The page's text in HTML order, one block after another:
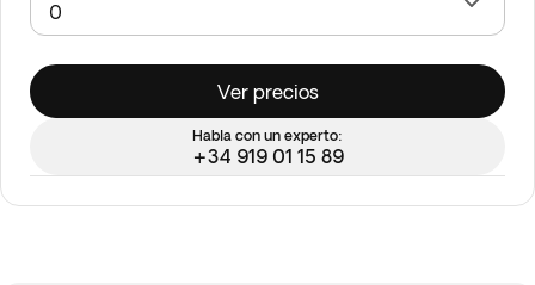
Ver precios
Habla con un experto:
+34 919 01 15 89